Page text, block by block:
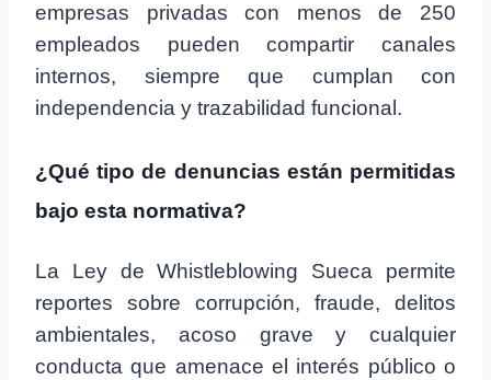
empresas privadas con menos de 250
empleados pueden compartir canales
internos, siempre que cumplan con
independencia y trazabilidad funcional.
¿Qué tipo de denuncias están permitidas
bajo esta normativa?
La Ley de Whistleblowing Sueca permite
reportes sobre corrupción, fraude, delitos
ambientales, acoso grave y cualquier
conducta que amenace el interés público o